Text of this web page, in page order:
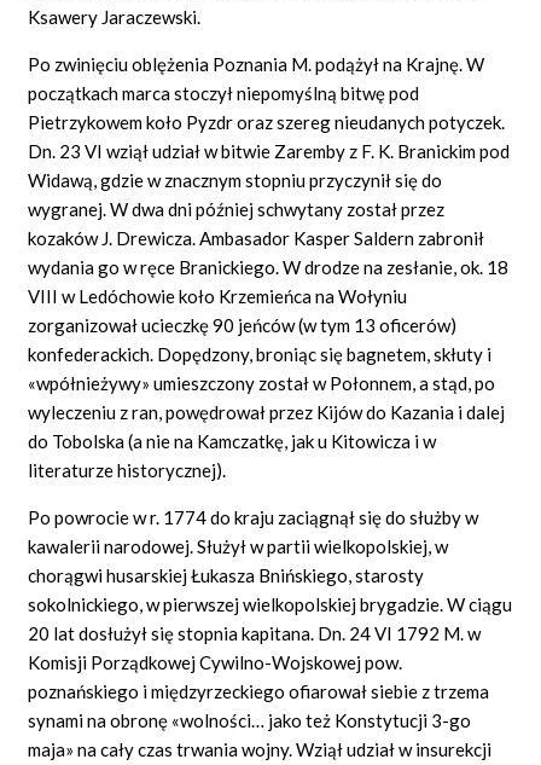
Ksawery Jaraczewski.
Po zwinięciu oblężenia Poznania M. podążył na Krajnę. W
początkach marca stoczył niepomyślną bitwę pod
Pietrzykowem koło Pyzdr oraz szereg nieudanych potyczek.
Dn. 23 VI wziął udział w bitwie Zaremby z F. K. Branickim pod
Widawą, gdzie w znacznym stopniu przyczynił się do
wygranej. W dwa dni później schwytany został przez
kozaków J. Drewicza. Ambasador Kasper Saldern zabronił
wydania go w ręce Branickiego. W drodze na zesłanie, ok. 18
VIII w Ledóchowie koło Krzemieńca na Wołyniu
zorganizował ucieczkę 90 jeńców (w tym 13 oficerów)
konfederackich. Dopędzony, broniąc się bagnetem, skłuty i
«wpółnieżywy» umieszczony został w Połonnem, a stąd, po
wyleczeniu z ran, powędrował przez Kijów do Kazania i dalej
do Tobolska (a nie na Kamczatkę, jak u Kitowicza i w
literaturze historycznej).
Po powrocie w r. 1774 do kraju zaciągnął się do służby w
kawalerii narodowej. Służył w partii wielkopolskiej, w
chorągwi husarskiej Łukasza Bnińskiego, starosty
sokolnickiego, w pierwszej wielkopolskiej brygadzie. W ciągu
20 lat dosłużył się stopnia kapitana. Dn. 24 VI 1792 M. w
Komisji Porządkowej Cywilno-Wojskowej pow.
poznańskiego i międzyrzeckiego ofiarował siebie z trzema
synami na obronę «wolności… jako też Konstytucji 3-go
maja» na cały czas trwania wojny. Wziął udział w insurekcji